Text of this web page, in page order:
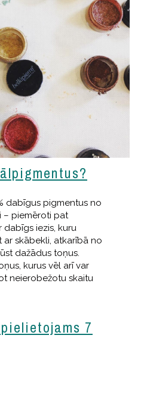
dabīgus pigmentus no
– piemēroti pat
dabīgs iezis, kuru
skābekli, atkarībā no
dažādus toņus.
kurus vēl arī var
neierobežotu skaitu
7